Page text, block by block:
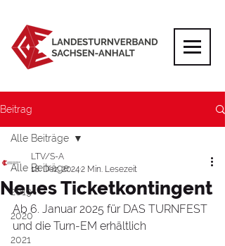
Beitrag
Alle Beiträge
2019
2020
2021
Alle Beiträge
Neues Ticketkontingent
LTV/S-A
18. Dez. 20242 Min. Lesezeit
Ab 6. Januar 2025 für DAS TURNFEST
und die Turn-EM erhältlich